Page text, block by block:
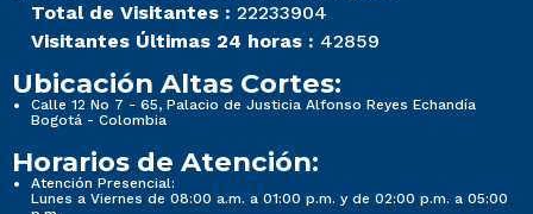
Total de Visitantes : 22233904
Visitantes Últimas 24 horas : 42859
Ubicación Altas Cortes:
Calle 12 No 7 - 65, Palacio de Justicia Alfonso Reyes Echandía
Bogotá - Colombia
Horarios de Atención:
Atención Presencial:
Lunes a Viernes de 08:00 a.m. a 01:00 p.m. y de 02:00 p.m. a 05:00